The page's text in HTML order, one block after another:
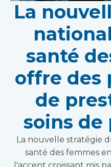
La
santé
offre des
de
soins de
La nouvelle stratégie
santé des femmes